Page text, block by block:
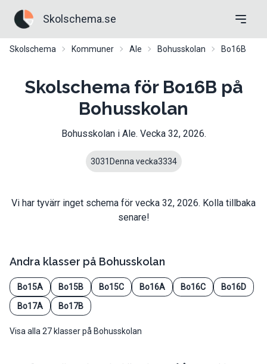
Skolschema.se
Skolschema Kommuner Ale Bohusskolan Bo16B
Skolschema för Bo16B på
Bohusskolan
Bohusskolani Ale. Vecka 32, 2026.
3031 Denna vecka3334
Vi har tyvärr inget schema för vecka 32, 2026. Kolla tillbaka
senare!
Andra klasser på Bohusskolan
Bo15A Bo15B Bo15C Bo16A Bo16C
Bo16D
Bo17A
Bo17B
Visa alla 27 klasser på Bohusskolan